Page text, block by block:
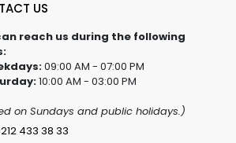
US
reach us during the following
09:00 AM - 07:00 PM
10:00 AM - 03:00 PM
on Sundays and public holidays.)
433 38 33